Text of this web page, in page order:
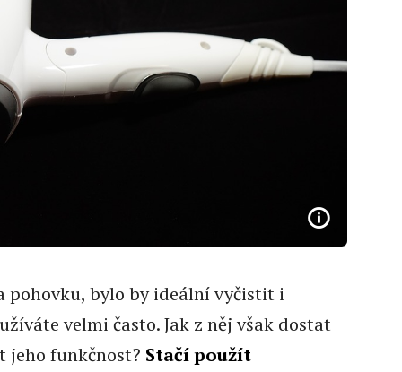
pohovku, bylo by ideální vyčistit i
velmi často. Jak z něj však dostat
jeho funkčnost? Stačí použít